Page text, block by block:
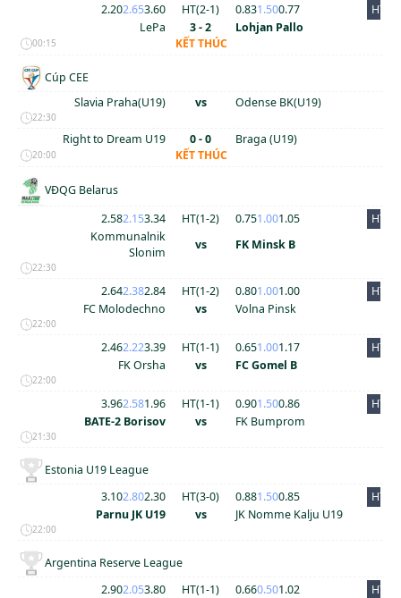
2.202.653.60 HT(2-1) 0.831.500.77
HT
LePa
3 - 2 Lohjan Pallo
00:15 KẾT THÚC
Cúp CEE
Slavia Praha(U19)
vs Odense BK(U19)
22:30
Right to Dream U19 0 - 0 Braga (U19)
20:00 KẾT THÚC
VĐQG Belarus
2.582.153.34 HT(1-2) 0.751.001.05
HT
Kommunalnik
Slonim
vs FK Minsk B
22:30
2.642.382.84 HT(1-2) 0.801.001.00
HT
FC Molodechno
vs Volna Pinsk
22:00
2.462.223.39 HT(1-1) 0.651.001.17
HT
FK Orsha
vs FC Gomel B
22:00
3.962.581.96 HT(1-1) 0.901.500.86
HT
BATE-2 Borisov
vs FK Bumprom
21:30
Estonia U19 League
3.102.802.30 HT(3-0) 0.881.500.85
HT
Parnu JK U19
vs JK Nomme Kalju U19
22:00
Argentina Reserve League
2.902.053.80 HT(1-1) 0.660.501.02
HT